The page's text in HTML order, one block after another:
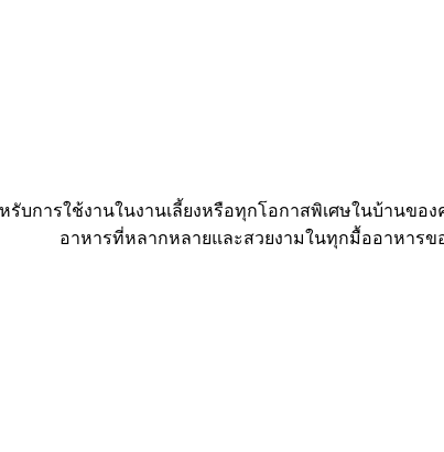
บการใช้งานในงานเลี้ยงหรือทุกโอกาสพิเศษในบ้านข
อาหารที่หลากหลายและสวยงามในทุกมื้ออาหาร